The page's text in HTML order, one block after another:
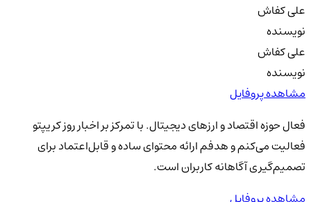
علی کفاش
نویسنده
علی کفاش
نویسنده
مشاهده پروفایل
فعال حوزه اقتصاد و ارزهای دیجیتال. با تمرکز بر اخبار روز کریپتو
فعالیت می‌کنم و هدفم ارائه محتوای ساده و قابل‌اعتماد برای
تصمیم‌گیری آگاهانه کاربران است.